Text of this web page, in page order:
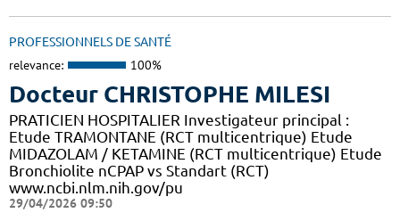
PROFESSIONNELS DE SANTÉ
relevance: 100%
Docteur CHRISTOPHE MILESI
PRATICIEN HOSPITALIER Investigateur principal :
Etude TRAMONTANE (RCT multicentrique) Etude
MIDAZOLAM / KETAMINE (RCT multicentrique) Etude
Bronchiolite nCPAP vs Standart (RCT)
www.ncbi.nlm.nih.gov/pu
29/04/2026 09:50